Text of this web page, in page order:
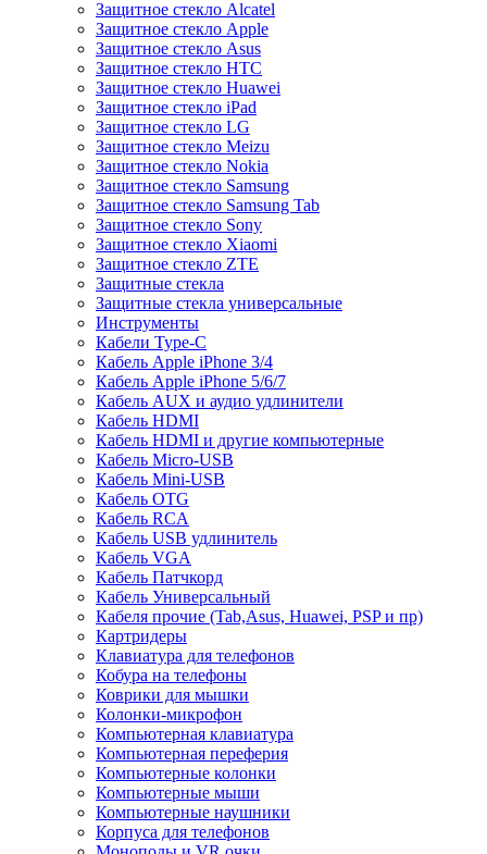
Защитное стекло Alcatel
Защитное стекло Apple
Защитное стекло Asus
Защитное стекло HTC
Защитное стекло Huawei
Защитное стекло iPad
Защитное стекло LG
Защитное стекло Meizu
Защитное стекло Nokia
Защитное стекло Samsung
Защитное стекло Samsung Tab
Защитное стекло Sony
Защитное стекло Xiaomi
Защитное стекло ZTE
Защитные стекла
Защитные стекла универсальные
Инструменты
Кабели Type-C
Кабель Apple iPhone 3/4
Кабель Apple iPhone 5/6/7
Кабель AUX и аудио удлинители
Кабель HDMI
Кабель HDMI и другие компьютерные
Кабель Micro-USB
Кабель Mini-USB
Кабель OTG
Кабель RCA
Кабель USB удлинитель
Кабель VGA
Кабель Патчкорд
Кабель Универсальный
Кабеля прочие (Tab,Asus, Huawei, PSP и пр)
Картридеры
Клавиатура для телефонов
Кобура на телефоны
Коврики для мышки
Колонки-микрофон
Компьютерная клавиатура
Компьютерная переферия
Компьютерные колонки
Компьютерные мыши
Компьютерные наушники
Корпуса для телефонов